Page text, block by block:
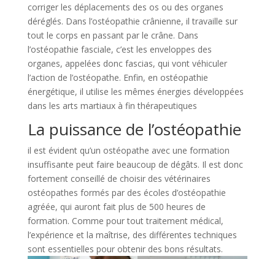
corriger les déplacements des os ou des organes
déréglés. Dans l’ostéopathie crânienne, il travaille sur
tout le corps en passant par le crâne. Dans
l’ostéopathie fasciale, c’est les enveloppes des
organes, appelées donc fascias, qui vont véhiculer
l’action de l’ostéopathe. Enfin, en ostéopathie
énergétique, il utilise les mêmes énergies développées
dans les arts martiaux à fin thérapeutiques
La puissance de l’ostéopathie
il est évident qu’un ostéopathe avec une formation
insuffisante peut faire beaucoup de dégâts. Il est donc
fortement conseillé de choisir des vétérinaires
ostéopathes formés par des écoles d’ostéopathie
agréée, qui auront fait plus de 500 heures de
formation. Comme pour tout traitement médical,
l’expérience et la maîtrise, des différentes techniques
sont essentielles pour obtenir des bons résultats.